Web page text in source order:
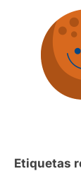
Etiquetas